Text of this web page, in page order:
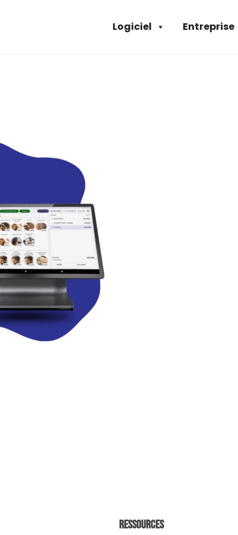
Entreprise
Logiciel
Ressources